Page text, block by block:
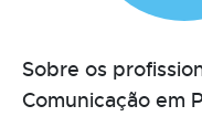
Sobre os
Comunicação em